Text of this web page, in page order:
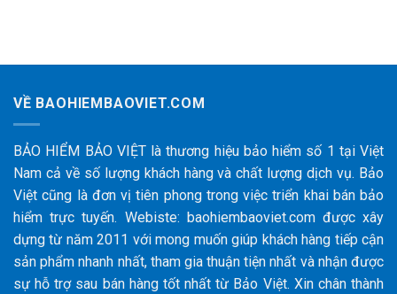
VỀ BAOHIEMBAOVIET.COM
BẢO HIỂM BẢO VIỆT là thương hiệu bảo hiểm số 1 tại Việt
Nam cả về số lượng khách hàng và chất lượng dịch vụ. Bảo
Việt cũng là đơn vị tiên phong trong việc triển khai bán bảo
hiểm trực tuyến. Webiste: baohiembaoviet.com được xây
dựng từ năm 2011 với mong muốn giúp khách hàng tiếp cận
sản phẩm nhanh nhất, tham gia thuận tiện nhất và nhận được
sự hỗ trợ sau bán hàng tốt nhất từ Bảo Việt. Xin chân thành